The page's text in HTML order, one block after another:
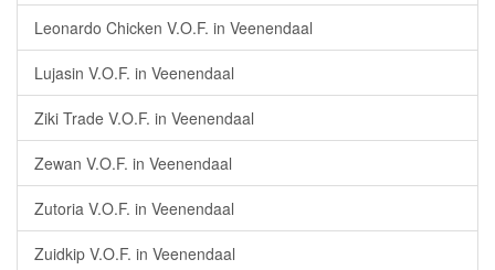
Leonardo Chicken V.O.F. in Veenendaal
Lujasin V.O.F. in Veenendaal
Ziki Trade V.O.F. in Veenendaal
Zewan V.O.F. in Veenendaal
Zutoria V.O.F. in Veenendaal
Zuidkip V.O.F. in Veenendaal